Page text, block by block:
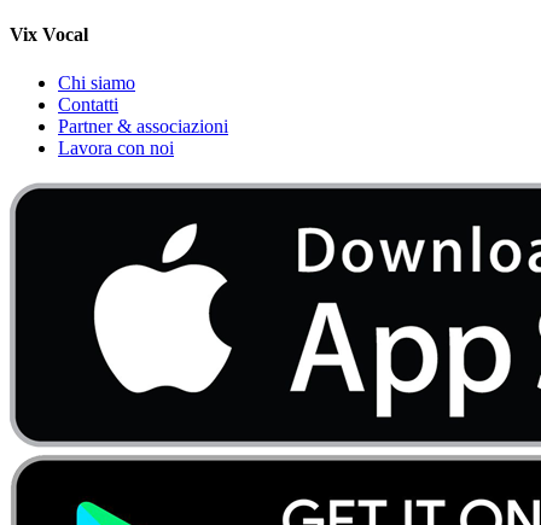
Vix Vocal
Chi siamo
Contatti
Partner & associazioni
Lavora con noi